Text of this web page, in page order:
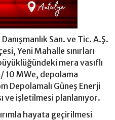
San. ve Tic. A.Ş.
Yeni Mahalle sınırları
mera vasıflı
10 MWe, depolama
Depolamalı Güneş Enerji
ve işletilmesi planlanıyor.
hayata geçirilmesi